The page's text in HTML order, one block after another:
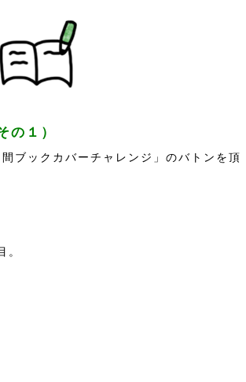
の１）
ブックカバーチャレンジ」のバトンを頂
。